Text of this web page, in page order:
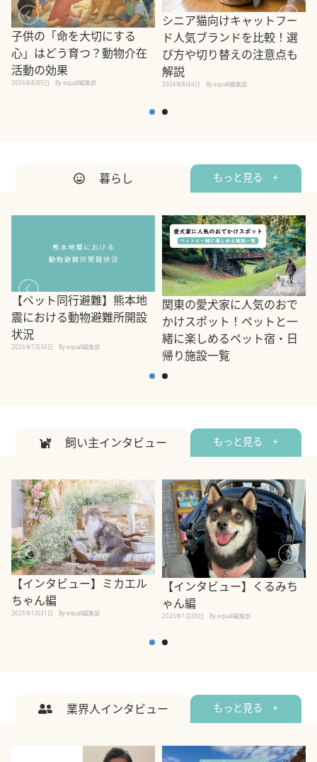
子供の「命を大切にする
心」はどう育つ？動物介在
活動の効果
2026年8月5日 By equall編集部
シニア猫向けキャットフー
ド人気ブランドを比較！選
び方や切り替えの注意点も
解説
2026年8月4日 By equall編集部
暮らし もっと見る +
【ペット同行避難】熊本地
震における動物避難所開設
状況
2026年7月30日 By equall編集部
関東の愛犬家に人気のおで
かけスポット！ペットと一
緒に楽しめるペット宿・日
帰り施設一覧
飼い主インタビュー もっと見る +
【インタビュー】ミカエル
ちゃん編
2025年1月31日 By equall編集部
【インタビュー】くるみち
ゃん編
2025年1月30日 By equall編集部
業界人インタビュー もっと見る +